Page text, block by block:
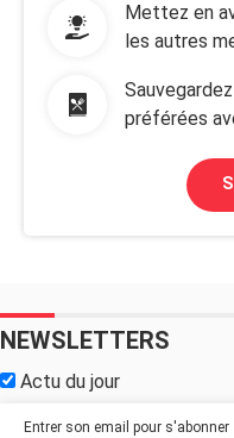
Mettez en
les autres
préférées
NEWSLETTERS
Actu du jour